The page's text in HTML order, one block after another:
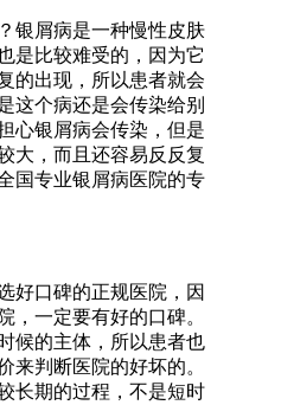
银屑病是一种慢性皮肤
是比较难受的，因为它
的出现，所以患者就会
这个病还是会传染给别
心银屑病会传染，但是
大，而且还容易反反复
国专业银屑病医院的专
好口碑的正规医院，因
，一定要有好的口碑。
候的主体，所以患者也
来判断医院的好坏的。
长期的过程，不是短时